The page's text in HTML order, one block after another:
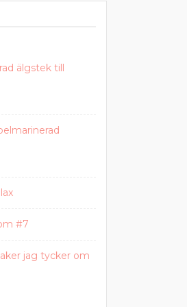
älgstek till
#7
jag tycker om